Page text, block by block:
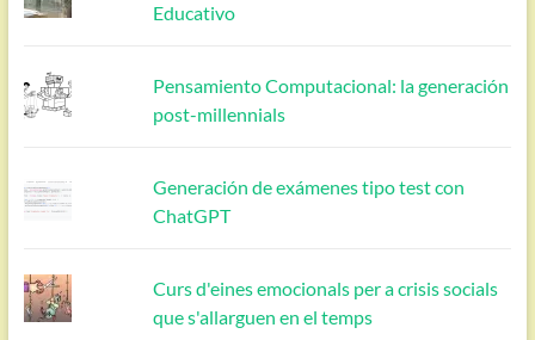
Educativo
Pensamiento Computacional: la generación
post-millennials
Generación de exámenes tipo test con
ChatGPT
Curs d'eines emocionals per a crisis socials
que s'allarguen en el temps